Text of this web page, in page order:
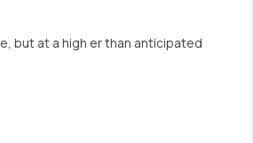
but at a high er than anticipated